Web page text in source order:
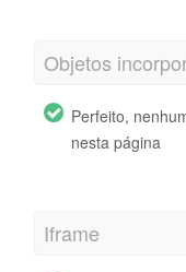
Objetos
Perfeito,
nesta página
Iframe